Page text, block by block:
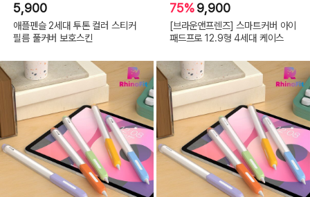
5,900
애플펜슬 2세대 투톤 컬러 스티커
필름 풀커버 보호스킨
75%9,900
[브라운앤프렌즈] 스마트커버 아이
패드프로 12.9형 4세대 케이스